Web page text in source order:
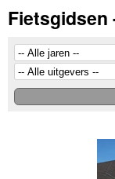
Fietsgidsen